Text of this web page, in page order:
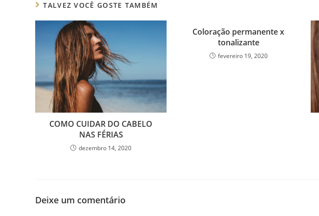
TALVEZ VOCÊ GOSTE TAMBÉM
COMO CUIDAR DO CABELO
NAS FÉRIAS
dezembro 14, 2020
Coloração permanente x
tonalizante
fevereiro 19, 2020
Deixe um comentário